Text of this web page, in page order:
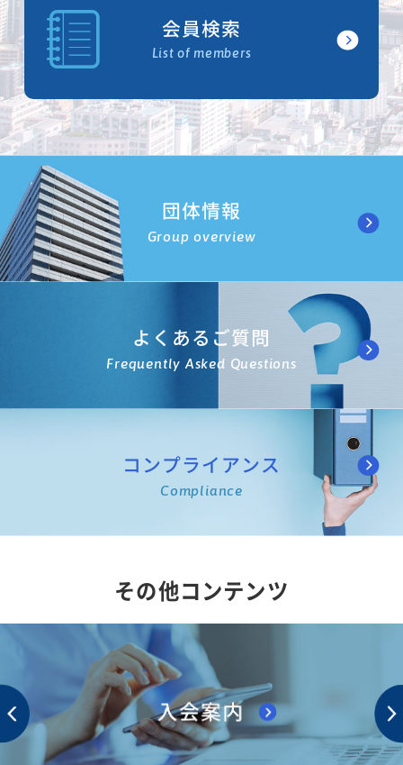
会員検索
List of members
団体情報
Group overview
よくあるご質問
Frequently Asked Questions
コンプライアンス
Compliance
その他コンテンツ